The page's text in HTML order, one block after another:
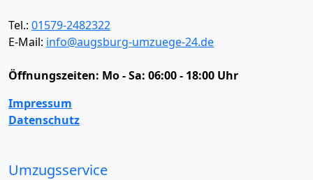
Tel.: 01579-2482322
E-Mail: info@augsburg-umzuege-24.de
Öffnungszeiten: Mo - Sa: 06:00 - 18:00 Uhr
Impressum
Datenschutz
Umzugsservice